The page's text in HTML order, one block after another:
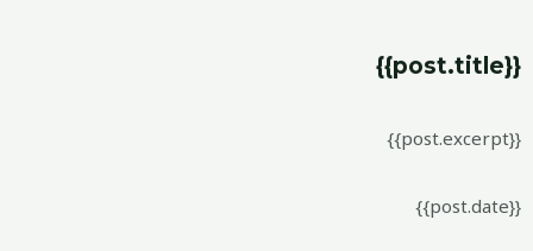
{{post.title}}
{{post.excerpt}}
{{post.date}}